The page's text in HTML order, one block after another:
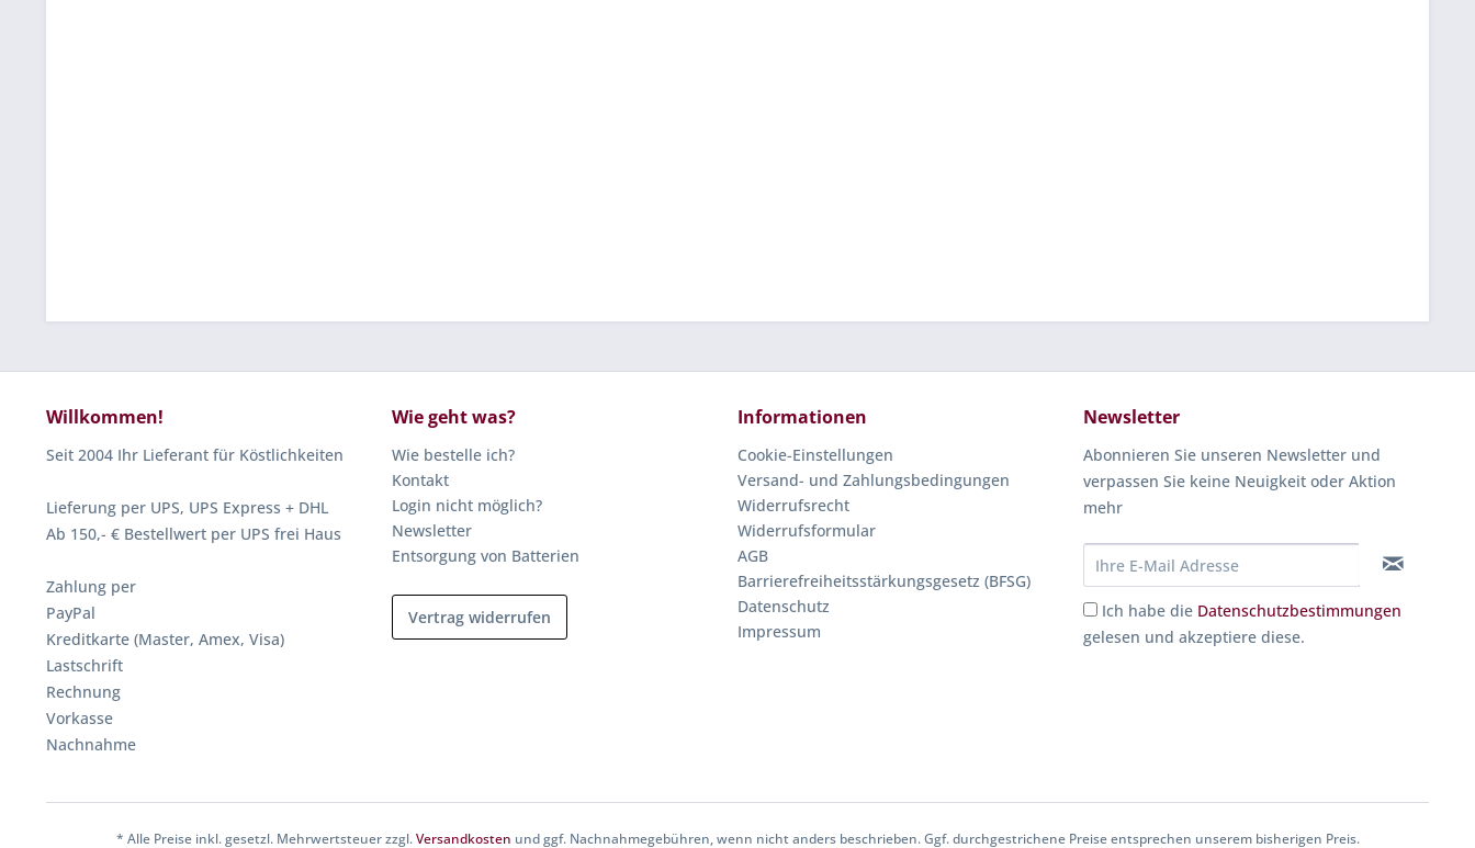
Willkommen!
Seit 2004 Ihr Lieferant für Köstlichkeiten
Lieferung per UPS, UPS Express + DHL
Ab 150,- € Bestellwert per UPS frei Haus
Zahlung per
PayPal
Kreditkarte (Master, Amex, Visa)
Lastschrift
Rechnung
Vorkasse
Nachnahme
Wie geht was?
Wie bestelle ich?
Kontakt
Login nicht möglich?
Newsletter
Entsorgung von Batterien
Vertrag widerrufen
Informationen
Cookie-Einstellungen
Versand- und Zahlungsbedingungen
Widerrufsrecht
Widerrufsformular
AGB
Barrierefreiheitsstärkungsgesetz (BFSG)
Datenschutz
Impressum
Newsletter
Abonnieren Sie unseren Newsletter und
verpassen Sie keine Neuigkeit oder Aktion
mehr
Ich habe die Datenschutzbestimmungen
gelesen und akzeptiere diese.
* Alle Preise inkl. gesetzl. Mehrwertsteuer zzgl.Versandkosten und ggf. Nachnahmegebühren, wenn nicht anders beschrieben. Ggf. durchgestrichene Preise entsprechen unserem bisherigen Preis.